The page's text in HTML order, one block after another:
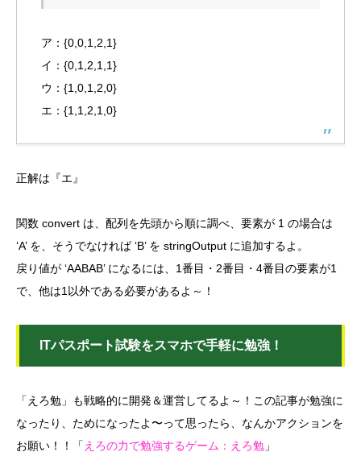
ア：{0,0,1,2,1}
イ：{0,1,2,1,1}
ウ：{1,0,1,2,0}
エ：{1,1,2,1,0}
正解は『エ』
関数 convert は、配列を先頭から順に調べ、要素が 1 の場合は
‘A’ を、そうでなければ ‘B’ を stringOutput に追加するよ。
戻り値が ‘AABAB’ になるには、1番目・2番目・4番目の要素が1
で、他は1以外である必要があるよ～！
ITパスポート試験をスマホで手軽に勉強！
「えろ勉」も戦略的に開発＆運営してるよ～！この記事が勉強に
なったり、ためになったよ〜って思ったら、なんかアクションを
お願い！！「えろの力で勉強するゲーム：えろ勉 」